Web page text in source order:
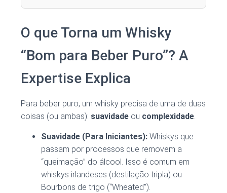
O que Torna um Whisky
“Bom para Beber Puro”? A
Expertise Explica
Para beber puro, um whisky precisa de uma de duas
coisas (ou ambas): suavidade ou complexidade.
Suavidade (Para Iniciantes): Whiskys que
passam por processos que removem a
“queimação” do álcool. Isso é comum em
whiskys irlandeses (destilação tripla) ou
Bourbons de trigo (“Wheated”).